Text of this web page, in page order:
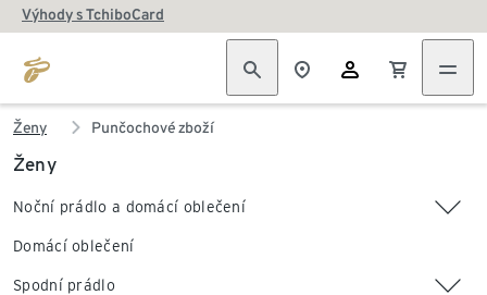
Výhody s TchiboCard
Ženy Punčochové zboží
Ženy
Noční prádlo a domácí oblečení
Domácí oblečení
Spodní prádlo